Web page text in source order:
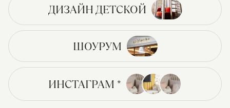
ДИЗАЙН ДЕТСКОЙ
ШОУРУМ
ИНСТАГРАМ *